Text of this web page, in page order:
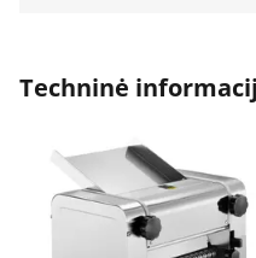
Techninė